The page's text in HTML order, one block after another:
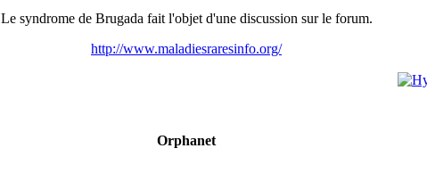
Le syndrome de Brugada fait l'objet d'une discussion sur le forum.
http://www.maladiesraresinfo.org/
Orphanet